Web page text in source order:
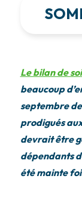
Le bilan de
beaucoup
septembre
prodigués
devrait être
dépendants
été mainte